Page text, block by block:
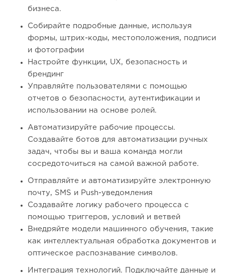
бизнеса.
Собирайте подробные данные, используя
формы, штрих-коды, местоположения, подписи
и фотографии
Настройте функции, UX, безопасность и
брендинг
Управляйте пользователями с помощью
отчетов о безопасности, аутентификации и
использовании на основе ролей.
Автоматизируйте рабочие процессы.
Создавайте ботов для автоматизации ручных
задач, чтобы вы и ваша команда могли
сосредоточиться на самой важной работе.
Отправляйте и автоматизируйте электронную
почту, SMS и Push-уведомления
Создавайте логику рабочего процесса с
помощью триггеров, условий и ветвей
Внедряйте модели машинного обучения, такие
как интеллектуальная обработка документов и
оптическое распознавание символов.
Интеграция технологий. Подключайте данные и